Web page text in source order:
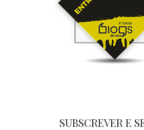
SUBSCREVER E